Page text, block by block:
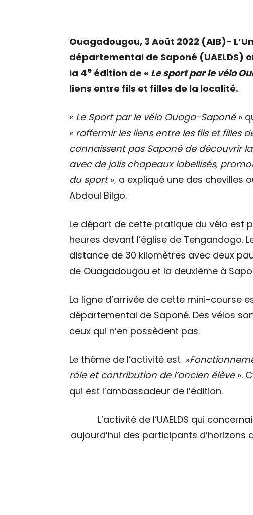
Ouagadougou, 3 Août 2022 (AIB)-
départemental de Saponé (UAELDS)
la 4e édition de « Le sport par le vélo
liens entre fils et filles de la localité.
« Le Sport par le vélo Ouaga-Saponé»
« raffermir les liens entre les fils et filles
connaissent pas Saponé de découvrir
avec de jolis chapeaux labellisés,
du sport», a expliqué une des chevilles
Abdoul Bilgo.
Le départ de cette pratique du vélo est
heures devant l’église de Tengandogo.
distance de 30 kilomètres avec deux
de Ouagadougou et la deuxième à
La ligne d’arrivée de cette mini-course
départemental de Saponé. Des vélos
ceux qui n’en possèdent pas.
Le thème de l’activité est »
rôle et contribution de l’ancien élève».
qui est l’ambassadeur de l’édition.
L’activité de l’UAELDS qui
aujourd’hui des participants